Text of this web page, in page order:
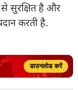
से सुरक्षित है और
करती है.
डाउनलोड करें